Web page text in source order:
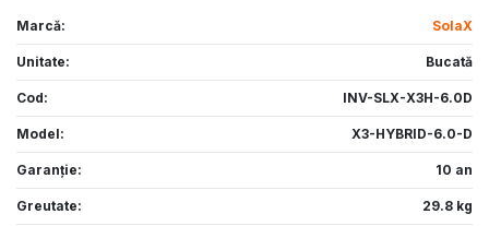
Marcă: SolaX
Unitate: Bucată
Cod: INV-SLX-X3H-6.0D
Model: X3-HYBRID-6.0-D
Garanție: 10 an
Greutate: 29.8 kg